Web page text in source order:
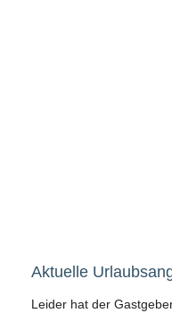
Aktuelle
Leider hat der